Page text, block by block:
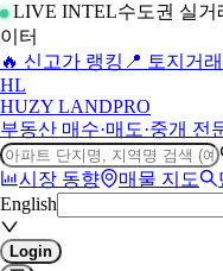
LIVE INTEL수도권 실거
이터
🔥 신고가 랭킹 📍 토지거
HL
HUZY LANDPRO
부동산 매수·매도·중개 전
시장 동향 매물 지도
English
Login